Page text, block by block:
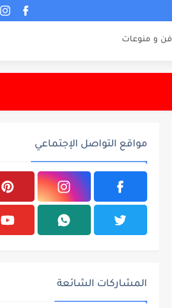
فن و منوعات
مواقع التواصل الإجتماعي
المشاركات الشائعة